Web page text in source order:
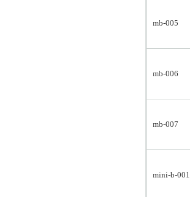
mb-005
mb-006
mb-007
mini-b-001